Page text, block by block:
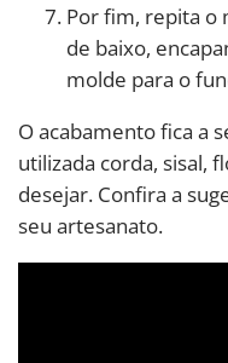
Por fim, repita o
de baixo,
molde para o
O acabamento fica a
utilizada corda, sisal,
desejar. Confira a
seu artesanato.